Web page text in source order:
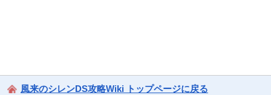
風来のシレンDS攻略Wiki トップページに戻る